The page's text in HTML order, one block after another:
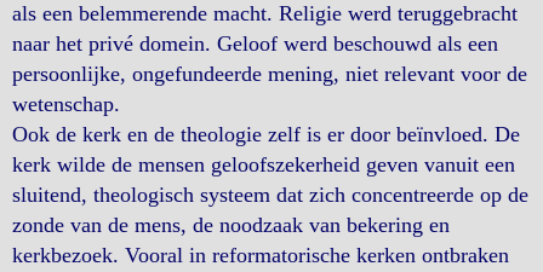
als een belemmerende macht. Religie werd teruggebracht
naar het privé domein. Geloof werd beschouwd als een
persoonlijke, ongefundeerde mening, niet relevant voor de
wetenschap.
Ook de kerk en de theologie zelf is er door beïnvloed. De
kerk wilde de mensen geloofszekerheid geven vanuit een
sluitend, theologisch systeem dat zich concentreerde op de
zonde van de mens, de noodzaak van bekering en
kerkbezoek. Vooral in reformatorische kerken ontbraken